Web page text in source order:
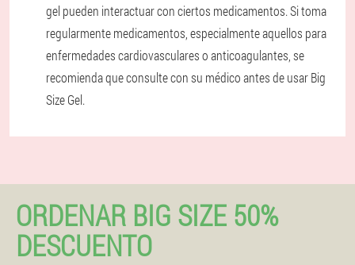
gel pueden interactuar con ciertos medicamentos. Si toma
regularmente medicamentos, especialmente aquellos para
enfermedades cardiovasculares o anticoagulantes, se
recomienda que consulte con su médico antes de usar Big
Size Gel.
ORDENAR BIG SIZE 50%
DESCUENTO